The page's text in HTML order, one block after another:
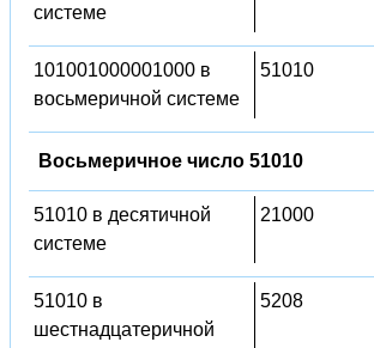
системе
101001000001000 в
восьмеричной системе
51010
Восьмеричное число 51010
51010 в десятичной
системе
21000
51010 в
шестнадцатеричной
5208